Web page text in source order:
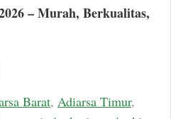
– Murah, Berkualitas,
Barat, Adiarsa Timur,